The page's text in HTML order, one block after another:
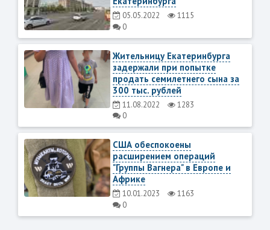
05.05.2022
1115
0
Жительницу Екатеринбурга
задержали при попытке
продать семилетнего сына за
300 тыс. рублей
11.08.2022
1283
0
США обеспокоены
расширением операций
"Группы Вагнера" в Европе и
Африке
10.01.2023
1163
0